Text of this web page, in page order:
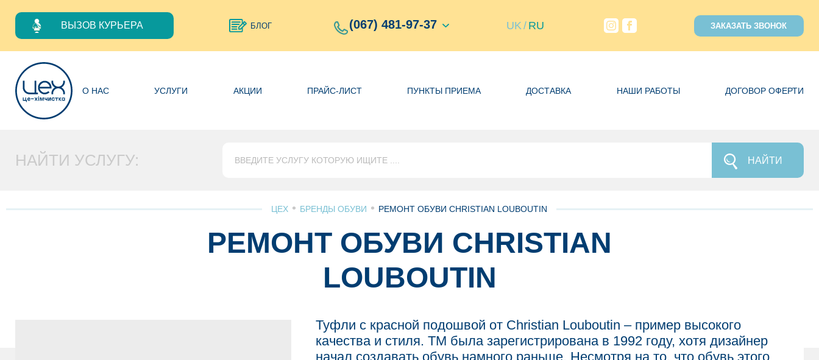
ВЫЗОВ КУРЬЕРА БЛОГ (067) 481-97-37 UK/ RU ЗАКАЗАТЬ ЗВОНОК
О НАС УСЛУГИ АКЦИИ ПРАЙС-ЛИСТ ПУНКТЫ ПРИЕМА ДОСТАВКА НАШИ РАБОТЫ ДОГОВОР ОФЕРТИ
НАЙТИ УСЛУГУ: НАЙТИ
ЦЕХ • БРЕНДЫ ОБУВИ • РЕМОНТ ОБУВИ CHRISTIAN LOUBOUTIN
РЕМОНТ ОБУВИ CHRISTIAN
LOUBOUTIN
Туфли с красной подошвой от Christian Louboutin – пример высокого
качества и стиля. ТМ была зарегистрирована в 1992 году, хотя дизайнер
начал создавать обувь намного раньше. Несмотря на то, что обувь этого